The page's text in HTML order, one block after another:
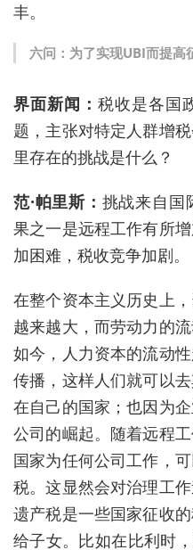
丰。
六问：为了实现UBI而提高
界面新闻：税收是各国
题，主张对特定人群增
里存在的挑战是什么？
范·帕里斯： 挑战来自国
果之一是远程工作有所
加困难，税收竞争加剧。
在整个资本主义历史上
越来越大，而劳动力的
如今，人力资本的流动
传播，这样人们就可以
在自己的国家；也因为
公司的崛起。随着远程
国家为任何公司工作，
税。这显然会对治理工
遗产税是一些国家征收
给子女。比如在比利时